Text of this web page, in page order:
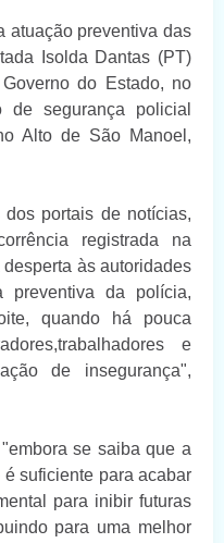
atuação preventiva das
Isolda Dantas (PT)
do Estado, no
segurança policial
Alto de São Manoel,
portais de notícias,
registrada na
às autoridades
preventiva da polícia,
quando há pouca
e
de insegurança",
se saiba que a
suficiente para acabar
para inibir futuras
para uma melhor